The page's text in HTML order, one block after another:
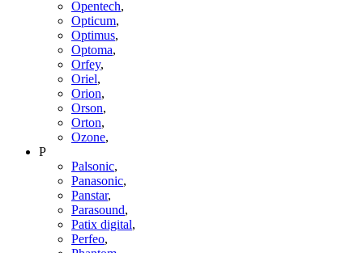
Opentech,
Opticum,
Optimus,
Optoma,
Orfey,
Oriel,
Orion,
Orson,
Orton,
Ozone,
P
Palsonic,
Panasonic,
Panstar,
Parasound,
Patix digital,
Perfeo,